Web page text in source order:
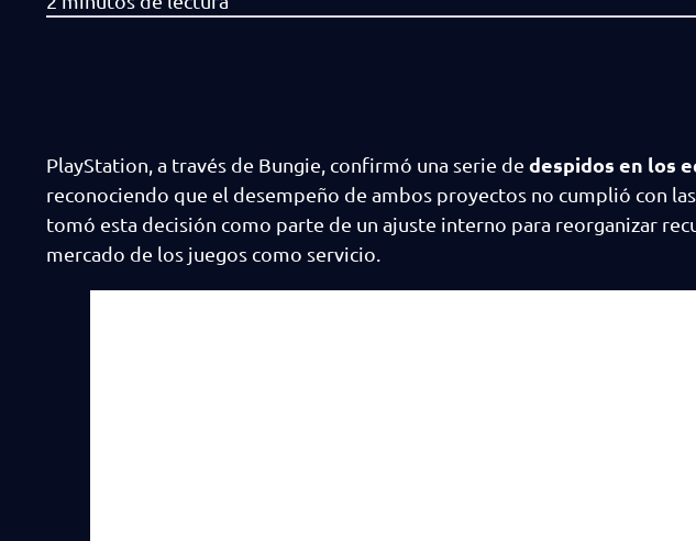
PlayStation, a través de Bungie, confirmó una serie de despidos en los
reconociendo que el desempeño de ambos proyectos no cumplió con
tomó esta decisión como parte de un ajuste interno para reorganizar
mercado de los juegos como servicio.